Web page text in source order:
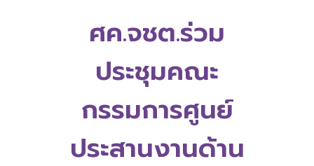
ศค.จชต.ร่วม
ประชุมคณะ
กรรมการศูนย์
ประสานงานด้าน